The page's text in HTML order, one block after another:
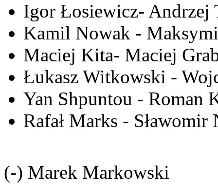
Igor Łosiewicz- Andrzej
Kamil Nowak -
Maciej Kita- Maciej
Łukasz Witkowski -
Yan Shpuntou - Roman
Rafał Marks - Sławomir
(-) Marek Markowski